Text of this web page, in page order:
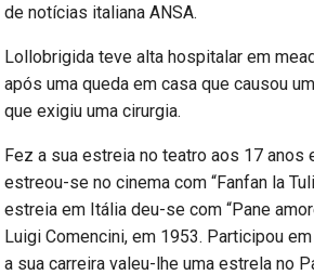
de notícias italiana ANSA.
Lollobrigida teve alta hospitalar em
após uma queda em casa que causou
que exigiu uma cirurgia.
Fez a sua estreia no teatro aos 17 anos
estreou-se no cinema com “Fanfan la
estreia em Itália deu-se com “Pane
Luigi Comencini, em 1953. Participou
a sua carreira valeu-lhe uma estrela no